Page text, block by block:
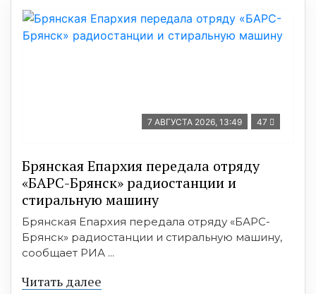
7 АВГУСТА 2026, 13:49 47
Брянская Епархия передала отряду
«БАРС-Брянск» радиостанции и
стиральную машину
Брянская Епархия передала отряду «БАРС-
Брянск» радиостанции и стиральную машину,
сообщает РИА ...
Читать далее